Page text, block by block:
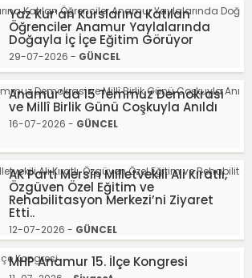
Yaz Kur’an Kurslarına Katılan
Öğrenciler Anamur Yaylalarında
Doğayla İç İçe Eğitim Görüyor
29-07-2026 - GÜNCEL
Anamur’da 15 Temmuz Demokrasi
ve Millî Birlik Günü Coşkuyla Anıldı
16-07-2026 - GÜNCEL
AK Parti Mersin Milletvekili Ali Kıratlı,
Özgüven Özel Eğitim ve
Rehabilitasyon Merkezi’ni Ziyaret
Etti..
12-07-2026 - GÜNCEL
MHP Anamur 15. İlçe Kongresi